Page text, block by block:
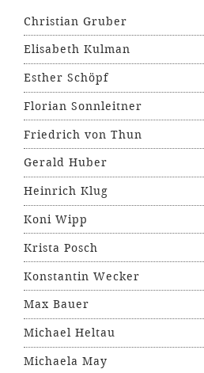
Christian Gruber
Elisabeth Kulman
Esther Schöpf
Florian Sonnleitner
Friedrich von Thun
Gerald Huber
Heinrich Klug
Koni Wipp
Krista Posch
Konstantin Wecker
Max Bauer
Michael Heltau
Michaela May